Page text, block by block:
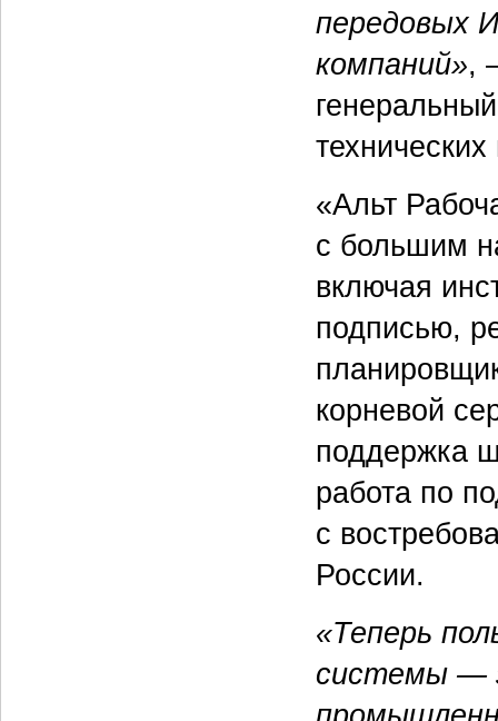
передовых
компаний»,
технических
«Альт
с большим
включая
подписью,
корневой
поддержка
работа по
с
России.
«Теперь
системы —